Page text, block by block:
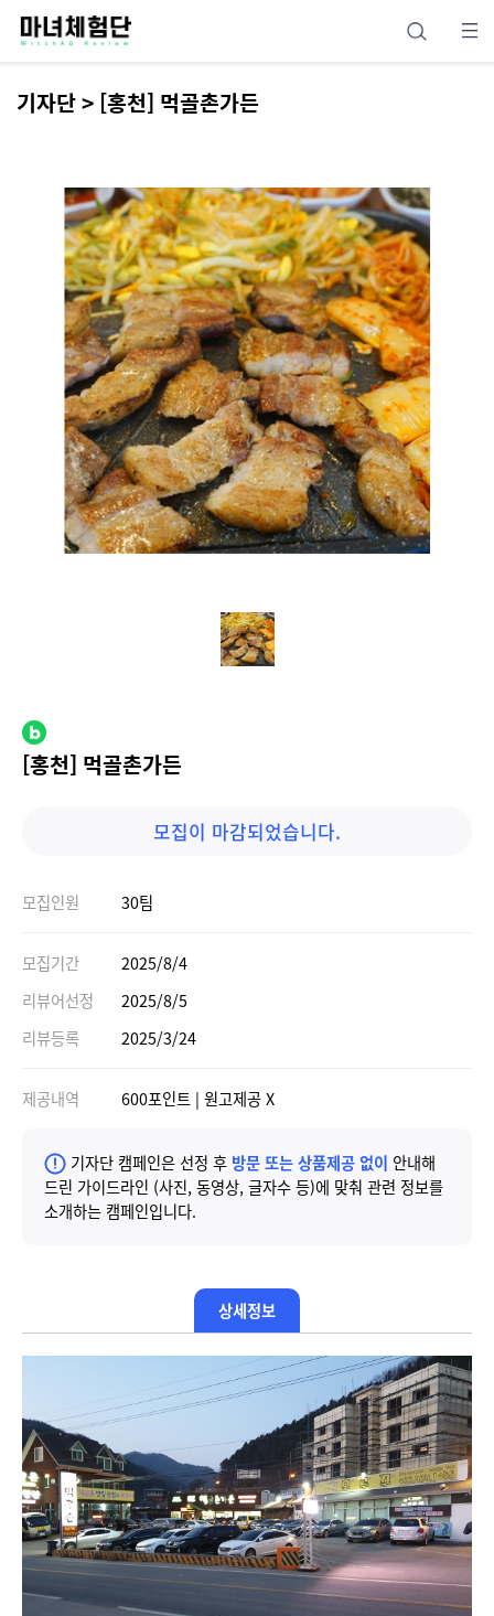
기자단 > [홍천] 먹골촌가든
[홍천] 먹골촌가든
모집이 마감되었습니다.
모집인원 30팀
모집기간
2025/8/4
리뷰어선정
2025/8/5
리뷰등록
2025/3/24
제공내역 600포인트 | 원고제공 X
기자단 캠페인은 선정 후 방문 또는 상품제공 없이 안내해
드린 가이드라인 (사진, 동영상, 글자수 등)에 맞춰 관련 정보를
소개하는 캠페인입니다.
상세정보